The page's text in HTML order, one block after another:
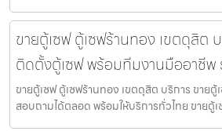
ขายตู้เซฟ ตู้เซฟร้านทอง เขตดุสิต
ติดตั้งตู้เซฟ พร้อมทีมงานมืออาชีพ
ขายตู้เซฟ ตู้เซฟร้านทอง เขตดุสิต บริการ ขาย
สอบถามได้ตลอด พร้อมให้บริการทั่วไทย ขายตู้